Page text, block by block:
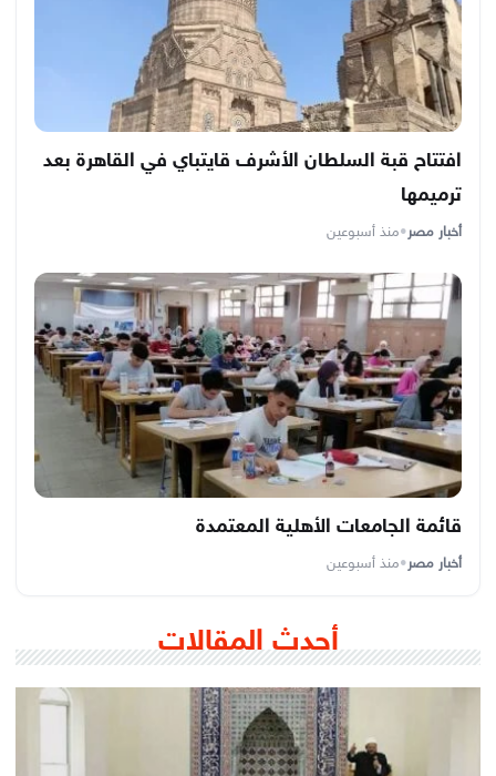
افتتاح قبة السلطان الأشرف قايتباي في القاهرة بعد
ترميمها
أخبار مصر•منذ أسبوعين
قائمة الجامعات الأهلية المعتمدة
أخبار مصر•منذ أسبوعين
أحدث المقالات